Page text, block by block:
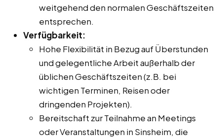
weitgehend den normalen Geschäftszeiten
entsprechen.
Verfügbarkeit:
Hohe Flexibilität in Bezug auf Überstunden
und gelegentliche Arbeit außerhalb der
üblichen Geschäftszeiten (z.B. bei
wichtigen Terminen, Reisen oder
dringenden Projekten).
Bereitschaft zur Teilnahme an Meetings
oder Veranstaltungen in Sinsheim, die